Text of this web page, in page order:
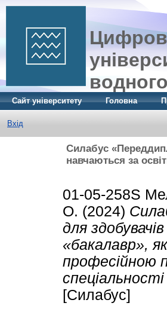
Сайт університету Головна
Вхід
Силабус
навчаються за
01-05-258S
О. (2024)
для
«бакалавр»,
професійною
[Силабус]